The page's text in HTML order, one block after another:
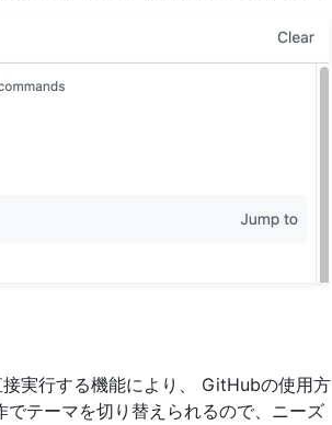
実行する機能により、 GitHubの使用方
テーマを切り替えられるので、ニーズ